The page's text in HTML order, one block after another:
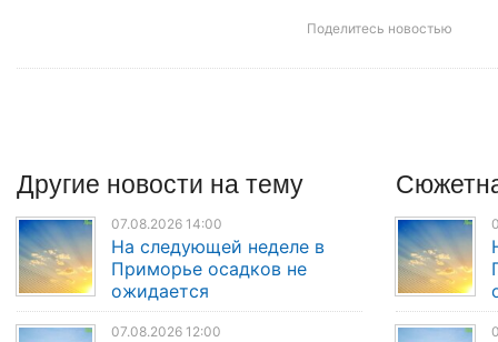
Поделитесь новостью
Другие новости на тему
07.08.2026 14:00
На следующей неделе в
Приморье осадков не
ожидается
07.08.2026 12:00